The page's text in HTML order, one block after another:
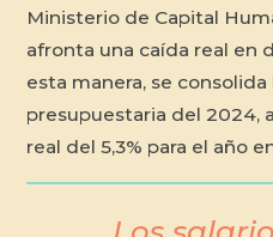
Ministerio de Capital
afronta una caída real en
esta manera, se
presupuestaria del 2024,
real del 5,3% para el año